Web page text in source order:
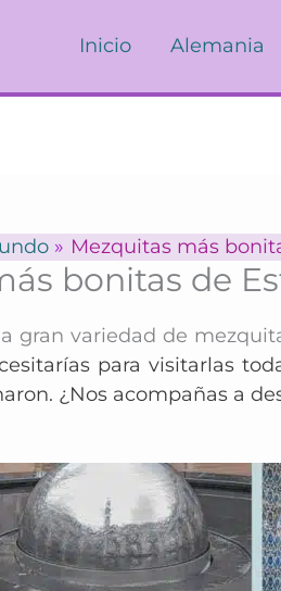
Inicio Alemania
Mezquitas más
bonitas de
gran variedad de
para visitarlas
¿Nos acompañas a